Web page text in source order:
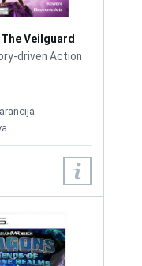
Veilguard
driven Action